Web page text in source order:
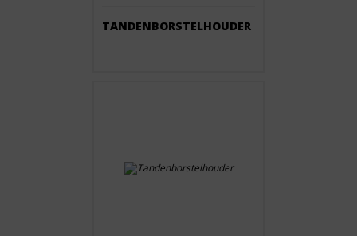
TANDENBORSTELHOUDER